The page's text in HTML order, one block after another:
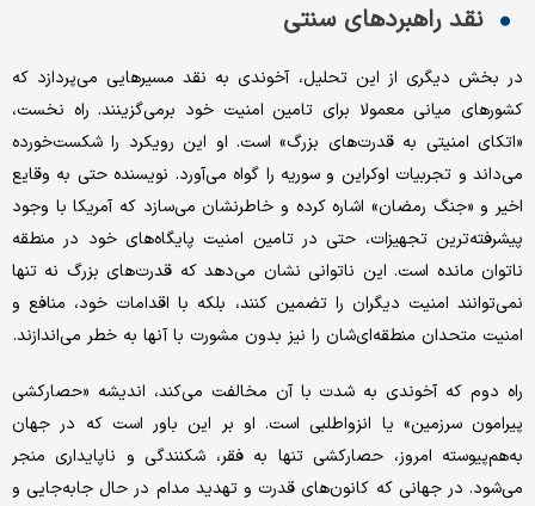
نقد راهبردهای سنتی
در بخش دیگری از این تحلیل، آخوندی به نقد مسیرهایی می‌پردازد که
کشورهای میانی معمولا برای تامین امنیت خود برمی‌گزینند. راه نخست،
«اتکای امنیتی به قدرت‌های بزرگ» است. او این رویکرد را شکست‌خورده
می‌داند و تجربیات اوکراین و سوریه را گواه می‌آورد. نویسنده حتی به وقایع
اخیر و «جنگ رمضان» اشاره کرده و خاطرنشان می‌سازد که آمریکا با وجود
پیشرفته‌ترین تجهیزات، حتی در تامین امنیت پایگاه‌های خود در منطقه
ناتوان مانده است. این ناتوانی نشان می‌دهد که قدرت‌های بزرگ نه تنها
نمی‌توانند امنیت دیگران را تضمین کنند، بلکه با اقدامات خود، منافع و
امنیت متحدان منطقه‌ای‌شان را نیز بدون مشورت با آنها به خطر می‌اندازند.
راه دوم که آخوندی به شدت با آن مخالفت می‌کند، اندیشه «حصارکشی
پیرامون سرزمین» یا انزواطلبی است. او بر این باور است که در جهان
به‌هم‌پیوسته امروز، حصارکشی تنها به فقر، شکنندگی و ناپایداری منجر
می‌شود. در جهانی که کانون‌های قدرت و تهدید مدام در حال جابه‌جایی و